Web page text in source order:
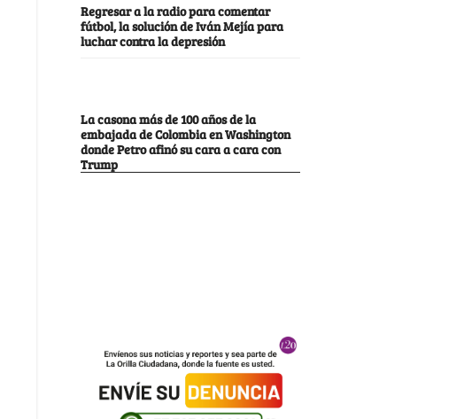
Regresar a la radio para comentar
fútbol, la solución de Iván Mejía para
luchar contra la depresión
La casona más de 100 años de la
embajada de Colombia en Washington
donde Petro afinó su cara a cara con
Trump